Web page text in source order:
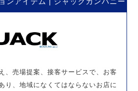
、売場提案、接客サービスで、お客
り、地域になくてはならないお店に